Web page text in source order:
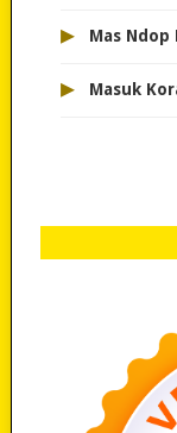
▸ Mas
▸ Masuk